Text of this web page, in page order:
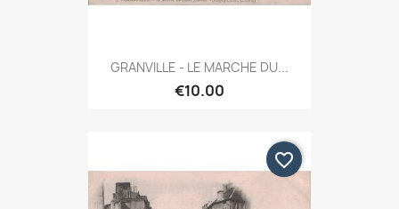
GRANVILLE - LE MARCHE DU...
€10.00
favorite_border